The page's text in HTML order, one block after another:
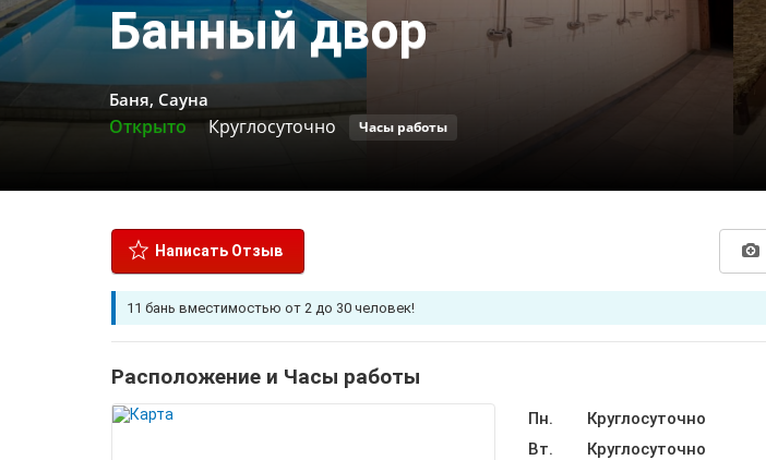
Банный двор
Баня, Сауна
Открыто Круглосуточно Часы работы
Написать Отзыв
11 бань вместимостью от 2 до 30 человек!
Расположение и Часы работы
Пн.
Круглосуточно
Вт.
Круглосуточно